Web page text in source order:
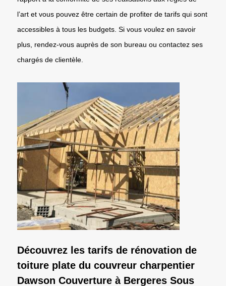
l’art et vous pouvez être certain de profiter de tarifs qui sont
accessibles à tous les budgets. Si vous voulez en savoir
plus, rendez-vous auprès de son bureau ou contactez ses
chargés de clientèle.
Découvrez les tarifs de rénovation de
toiture plate du couvreur charpentier
Dawson Couverture à Bergeres Sous